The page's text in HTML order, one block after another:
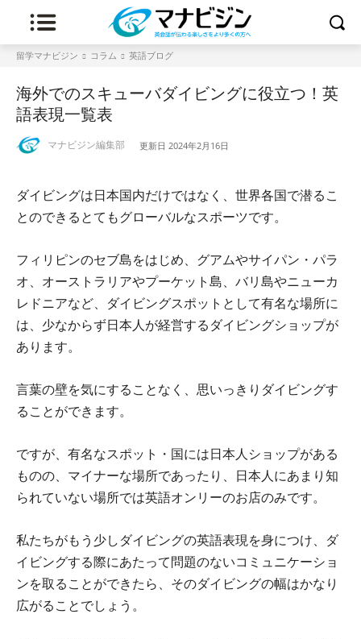
留学マナビジン コラム 英語ブログ
海外でのスキューバダイビングに役立つ！英
語表現一覧表
マナビジン編集部 更新日 2024年2月16日
ダイビングは日本国内だけではなく、世界各国で潜るこ
とのできるとてもグローバルなスポーツです。
フィリピンのセブ島をはじめ、グアムやサイパン・パラ
オ、オーストラリアやプーケット島、バリ島やニューカ
レドニアなど、ダイビングスポットとして有名な場所に
は、少なからず日本人が経営するダイビングショップが
あります。
言葉の壁を気にすることなく、思いっきりダイビングす
ることができます。
ですが、有名なスポット・国には日本人ショップがある
ものの、マイナーな場所であったり、日本人にあまり知
られていない場所では英語オンリーのお店のみです。
私たちがもう少しダイビングの英語表現を身につけ、ダ
イビングする際にあたって問題のないコミュニケーショ
ンを取ることができたら、そのダイビングの幅はかなり
広がることでしょう。